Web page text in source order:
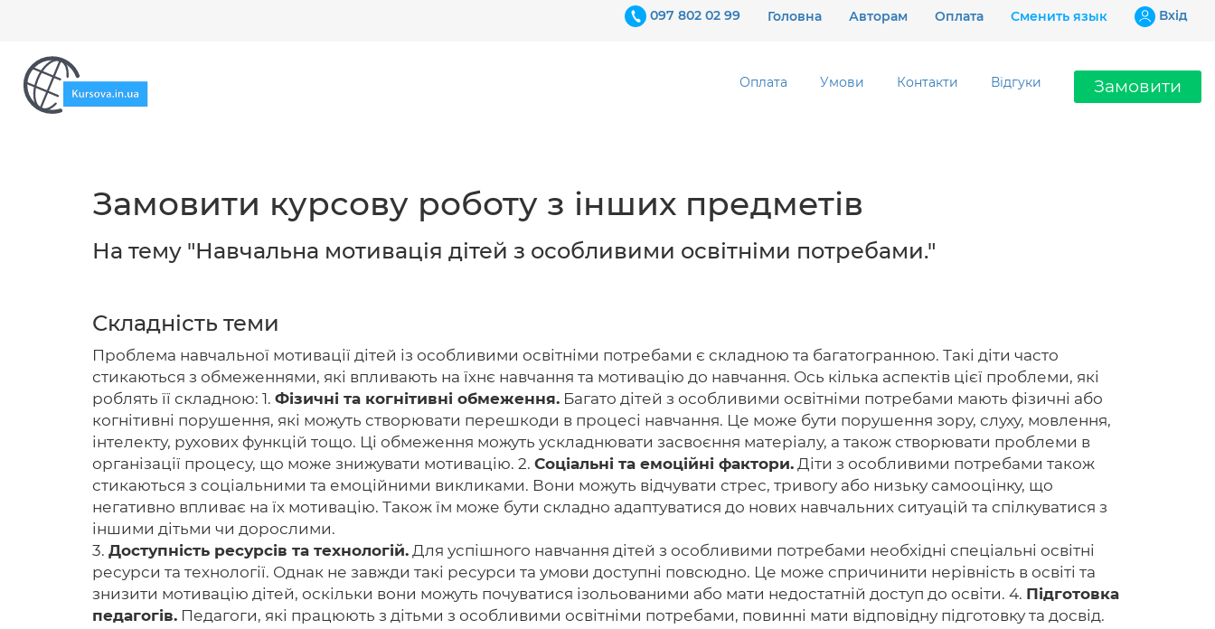
097 802 02 99 Головна Авторам Оплата Сменить язык Вхiд
Оплата Умови Контакти Відгуки Замовити
Замовити курсову роботу з інших предметів
На тему "Навчальна мотивація дітей з особливими освітніми потребами."
Складність теми
Проблема навчальної мотивації дітей із особливими освітніми потребами є складною та багатогранною. Такі діти часто
стикаються з обмеженнями, які впливають на їхнє навчання та мотивацію до навчання. Ось кілька аспектів цієї проблеми, які
роблять її складною: 1. Фізичні та когнітивні обмеження. Багато дітей з особливими освітніми потребами мають фізичні або
когнітивні порушення, які можуть створювати перешкоди в процесі навчання. Це може бути порушення зору, слуху, мовлення,
інтелекту, рухових функцій тощо. Ці обмеження можуть ускладнювати засвоєння матеріалу, а також створювати проблеми в
організації процесу, що може знижувати мотивацію. 2. Соціальні та емоційні фактори. Діти з особливими потребами також
стикаються з соціальними та емоційними викликами. Вони можуть відчувати стрес, тривогу або низьку самооцінку, що
негативно впливає на їх мотивацію. Також їм може бути складно адаптуватися до нових навчальних ситуацій та спілкуватися з
іншими дітьми чи дорослими.
3. Доступність ресурсів та технологій. Для успішного навчання дітей з особливими потребами необхідні спеціальні освітні
ресурси та технології. Однак не завжди такі ресурси та умови доступні повсюдно. Це може спричинити нерівність в освіті та
знизити мотивацію дітей, оскільки вони можуть почуватися ізольованими або мати недостатній доступ до освіти. 4. Підготовка
педагогів. Педагоги, які працюють з дітьми з особливими освітніми потребами, повинні мати відповідну підготовку та досвід.
097 802 02 99
Головна
Умови
Вхiд